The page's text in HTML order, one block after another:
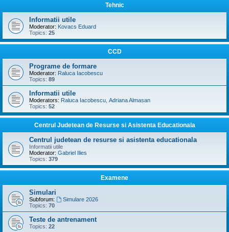
Tehnic
Informatii utile
Moderator: Kovacs Eduard
Topics: 25
CCD
Programe de formare
Moderator: Raluca Iacobescu
Topics: 89
Informatii utile
Moderators: Raluca Iacobescu Adriana Almasan
Topics: 52
Centrul Judetean de Resurse si Asistenta Educationala
Centrul judetean de resurse si asistenta educationala
Informatii utile
Moderator: Gabriel Ilies
Topics: 379
Examene
Simulari
Subforum:
Simulare 2026
Topics: 70
Teste de antrenament
Topics: 22